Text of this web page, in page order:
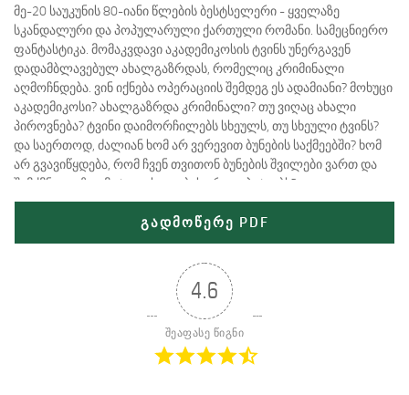
მე-20 საუკუნის 80-იანი წლების ბესტსელერი - ყველაზე
სკანდალური და პოპულარული ქართული რომანი. სამეცნიერო
ფანტასტიკა. მომაკვდავი აკადემიკოსის ტვინს უნერგავენ
დადამბლავებულ ახალგაზრდას, რომელიც კრიმინალი
აღმოჩნდება. ვინ იქნება ოპერაციის შემდეგ ეს ადამიანი? მოხუცი
აკადემიკოსი? ახალგაზრდა კრიმინალი? თუ ვიღაც ახალი
პიროვნება? ტვინი დაიმორჩილებს სხეულს, თუ სხეული ტვინს?
და საერთოდ, ძალიან ხომ არ ვერევით ბუნების საქმეებში? ხომ
არ გვავიწყდება, რომ ჩვენ თვითონ ბუნების შვილები ვართ და
შემქმნელი ზედმეტ თავხედობას არ გვაპატიებს?
გადმოწერე PDF
4.6
შეაფასე წიგნი